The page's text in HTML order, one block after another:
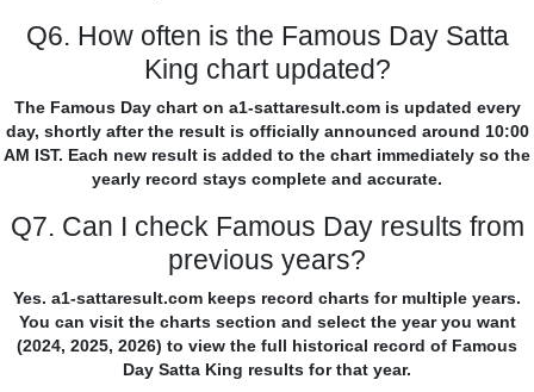
Q6. How often is the Famous Day Satta
King chart updated?
The Famous Day chart on a1-sattaresult.com is updated every
day, shortly after the result is officially announced around 10:00
AM IST. Each new result is added to the chart immediately so the
yearly record stays complete and accurate.
Q7. Can I check Famous Day results from
previous years?
Yes. a1-sattaresult.com keeps record charts for multiple years.
You can visit the charts section and select the year you want
(2024, 2025, 2026) to view the full historical record of Famous
Day Satta King results for that year.